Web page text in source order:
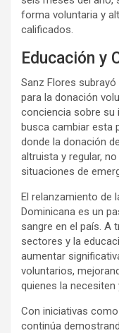
forma voluntaria y
calificados.
Educación y
Sanz Flores
para la donación
conciencia sobre su
busca cambiar esta
donde la donación
altruista y regular,
situaciones de
El relanzamiento de
Dominicana es un
sangre en el país. A
sectores y la
aumentar
voluntarios,
quienes la
Con iniciativas
continúa